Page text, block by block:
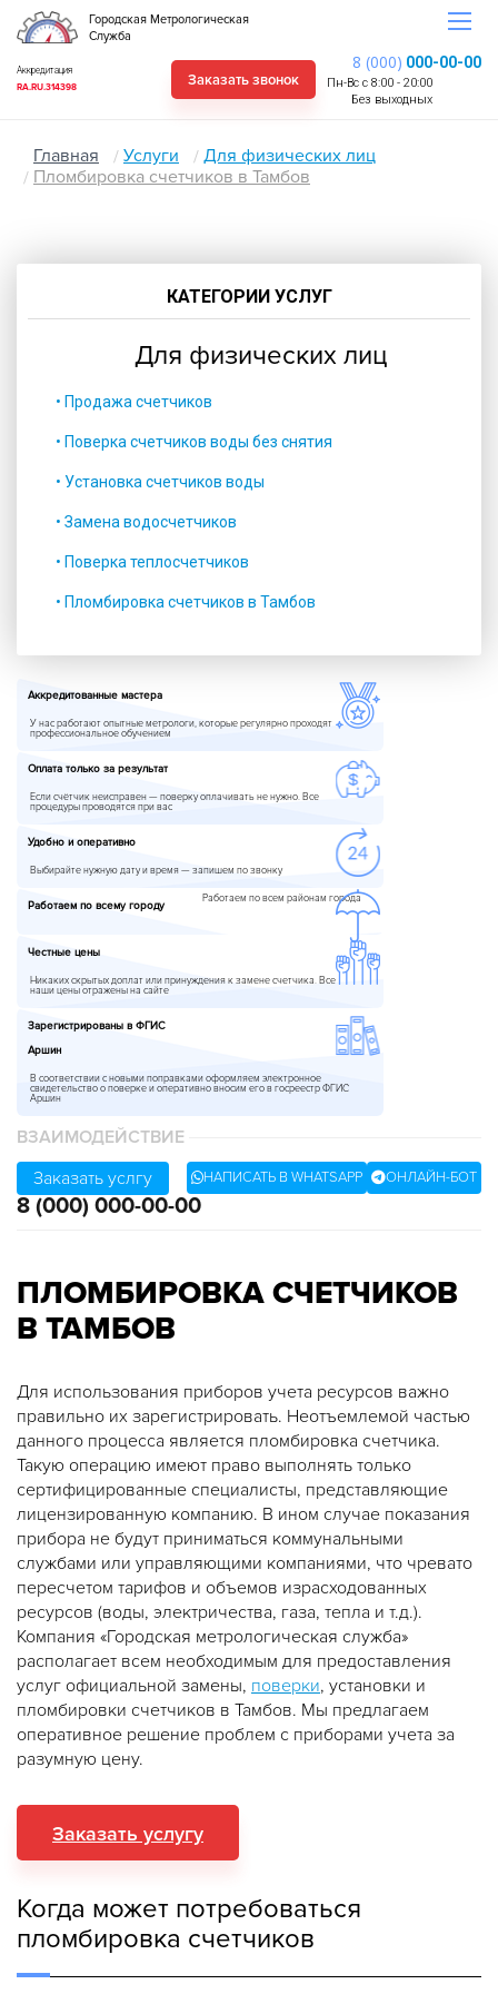
Городская Метрологическая
Служба
Заказать звонок
Аккредитация
RA.RU.314398
8 (000) 000-00-00
Пн-Вс с 8:00 - 20:00
Без выходных
Главная Услуги
Для физических лиц
Пломбировка счетчиков в Тамбов
Аккредитованные мастера
У нас работают опытные метрологи, которые регулярно проходят
профессиональное обучением
Оплата только за результат
Если счётчик неисправен — поверку оплачивать не нужно. Все
процедуры проводятся при вас
Удобно и оперативно
Выбирайте нужную дату и время — запишем по звонку
Работаем по всему городу
Работаем по всем районам города
Честные цены
Никаких скрытых доплат или принуждения к замене счетчика. Все
наши цены отражены на сайте
Зарегистрированы в ФГИС
Аршин
В соответствии с новыми поправками оформляем электронное
свидетельство о поверке и оперативно вносим его в госреестр ФГИС
Аршин
ВЗАИМОДЕЙСТВИЕ
Заказать услгу
НАПИСАТЬ В WHATSAPP ОНЛАЙН-БОТ
8 (000) 000-00-00
ПЛОМБИРОВКА СЧЕТЧИКОВ
В ТАМБОВ
Для использования приборов учета ресурсов важно
правильно их зарегистрировать. Неотъемлемой частью
данного процесса является пломбировка счетчика.
Такую операцию имеют право выполнять только
сертифицированные специалисты, представляющие
лицензированную компанию. В ином случае показания
прибора не будут приниматься коммунальными
службами или управляющими компаниями, что чревато
пересчетом тарифов и объемов израсходованных
ресурсов (воды, электричества, газа, тепла и т.д.).
Компания «Городская метрологическая служба»
располагает всем необходимым для предоставления
услуг официальной замены, поверки, установки и
пломбировки счетчиков в Тамбов. Мы предлагаем
оперативное решение проблем с приборами учета за
разумную цену.
Заказать услугу
Когда может потребоваться
пломбировка счетчиков
КАТЕГОРИИ УСЛУГ
Для физических лиц
• Продажа счетчиков
• Поверка счетчиков воды без снятия
• Установка счетчиков воды
• Замена водосчетчиков
• Поверка теплосчетчиков
• Пломбировка счетчиков в Тамбов